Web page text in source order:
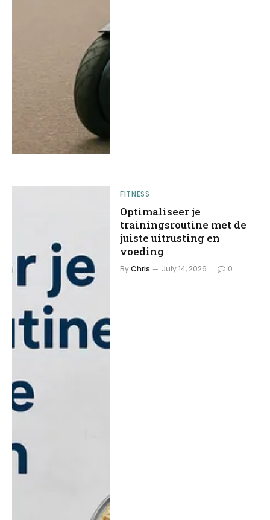
FITNESS
Optimaliseer je
trainingsroutine met de
juiste uitrusting en
voeding
ByChris July 14, 2026 0